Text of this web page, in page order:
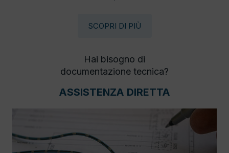
SCOPRI DI PIÙ
Hai bisogno di
documentazione tecnica?
ASSISTENZA DIRETTA